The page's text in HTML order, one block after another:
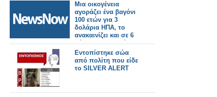
Μια οικογένεια
αγοράζει ένα βαγόνι
100 ετών για 3
δολάρια ΗΠΑ, το
ανακαινίζει και σε 6
μήνες το μετατρέπει
σε κατάλυμα που του
αποφέρει εισόδημα
έως και 105 δολάρια.
Εντοπίστηκε σώα
από πολίτη που είδε
το SILVER ALERT